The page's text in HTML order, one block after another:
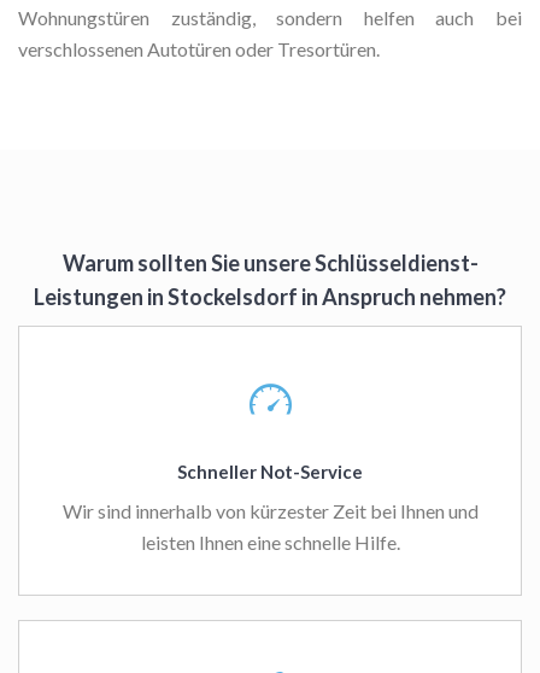
Wohnungstüren zuständig, sondern helfen auch bei
verschlossenen Autotüren oder Tresortüren.
Warum sollten Sie unsere Schlüsseldienst-
Leistungen in Stockelsdorf in Anspruch nehmen?
Schneller Not-Service
Wir sind innerhalb von kürzester Zeit bei Ihnen und
leisten Ihnen eine schnelle Hilfe.